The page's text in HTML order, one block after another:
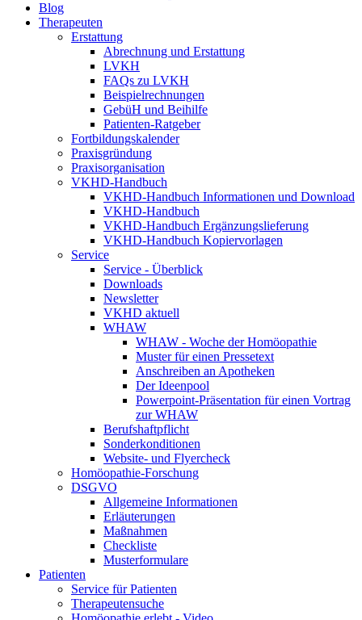
Blog
Therapeuten
Erstattung
Abrechnung und Erstattung
LVKH
FAQs zu LVKH
Beispielrechnungen
GebüH und Beihilfe
Patienten-Ratgeber
Fortbildungskalender
Praxisgründung
Praxisorganisation
VKHD-Handbuch
VKHD-Handbuch Informationen und Download
VKHD-Handbuch
VKHD-Handbuch Ergänzungslieferung
VKHD-Handbuch Kopiervorlagen
Service
Service - Überblick
Downloads
Newsletter
VKHD aktuell
WHAW
WHAW - Woche der Homöopathie
Muster für einen Pressetext
Anschreiben an Apotheken
Der Ideenpool
Powerpoint-Präsentation für einen Vortrag
zur WHAW
Berufshaftpflicht
Sonderkonditionen
Website- und Flyercheck
Homöopathie-Forschung
DSGVO
Allgemeine Informationen
Erläuterungen
Maßnahmen
Checkliste
Musterformulare
Patienten
Service für Patienten
Therapeutensuche